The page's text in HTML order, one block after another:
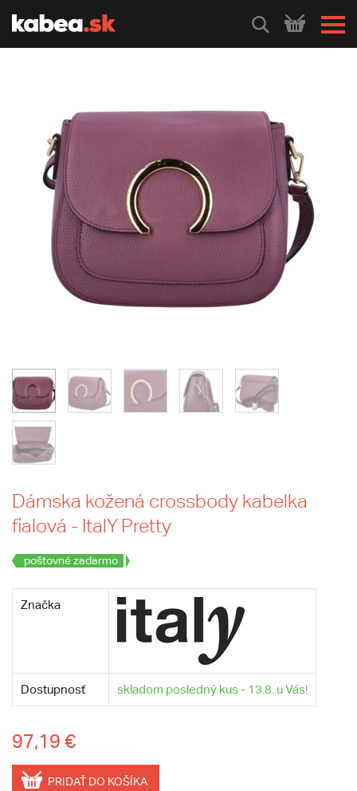
HLEDEJ
Dámska kožená crossbody kabelka
fialová - ItalY Pretty
poštovné zadarmo
Značka
Dostupnosť skladom posledný kus - 13.8. u Vás!
97,19 €
PRIDAŤ DO KOŠÍKA